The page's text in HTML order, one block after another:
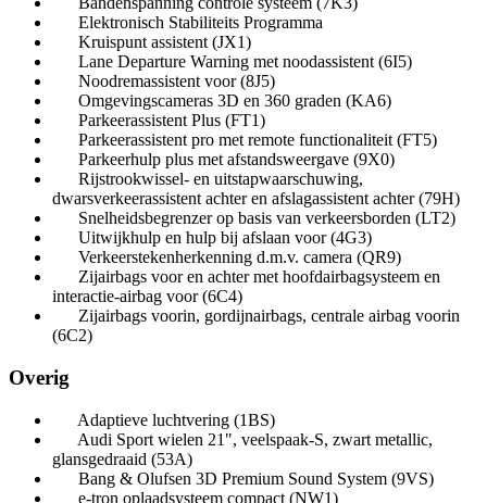
Elektronisch Stabiliteits Programma
Kruispunt assistent (JX1)
Lane Departure Warning met noodassistent (6I5)
Noodremassistent voor (8J5)
Omgevingscameras 3D en 360 graden (KA6)
Parkeerassistent Plus (FT1)
Parkeerassistent pro met remote functionaliteit (FT5)
Parkeerhulp plus met afstandsweergave (9X0)
Rijstrookwissel- en uitstapwaarschuwing,
dwarsverkeerassistent achter en afslagassistent achter (79H)
Snelheidsbegrenzer op basis van verkeersborden (LT2)
Uitwijkhulp en hulp bij afslaan voor (4G3)
Verkeerstekenherkenning d.m.v. camera (QR9)
Zijairbags voor en achter met hoofdairbagsysteem en
interactie-airbag voor (6C4)
Zijairbags voorin, gordijnairbags, centrale airbag voorin
(6C2)
Overig
Adaptieve luchtvering (1BS)
Audi Sport wielen 21", veelspaak-S, zwart metallic,
glansgedraaid (53A)
Bang & Olufsen 3D Premium Sound System (9VS)
e-tron oplaadsysteem compact (NW1)